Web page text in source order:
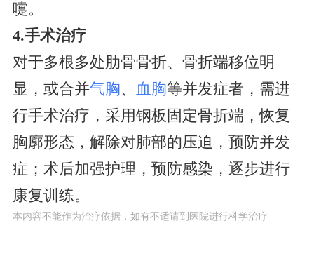
嚏。
4.手术治疗
对于多根多处肋骨骨折、骨折端移位明
显，或合并气胸、 血胸等并发症者，需进
行手术治疗，采用钢板固定骨折端，恢复
胸廓形态，解除对肺部的压迫，预防并发
症；术后加强护理，预防感染，逐步进行
康复训练。
本内容不能作为治疗依据，如有不适请到医院进行科学治疗